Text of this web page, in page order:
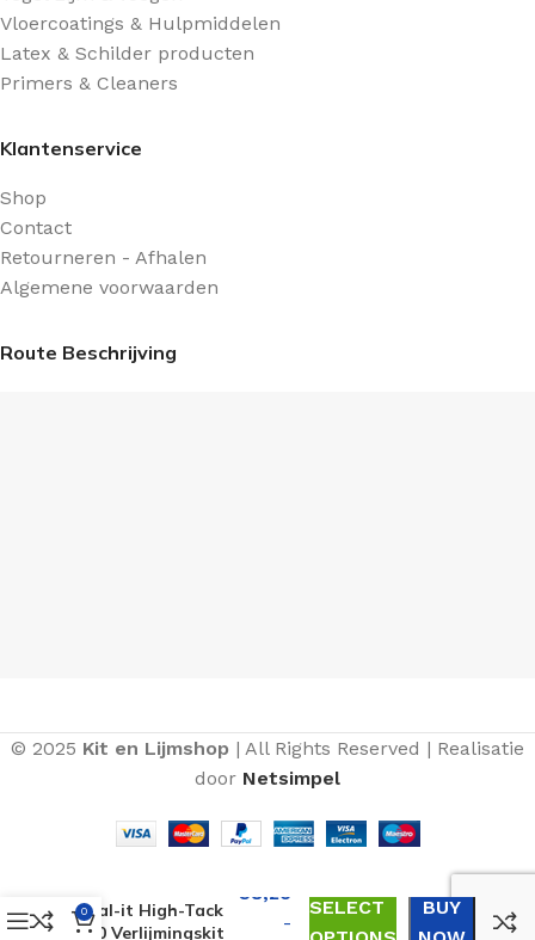
Vloercoatings & Hulpmiddelen
Latex & Schilder producten
Primers & Cleaners
Klantenservice
Shop
Contact
Retourneren - Afhalen
Algemene voorwaarden
Route Beschrijving
© 2025 Kit en Lijmshop | All Rights Reserved | Realisatie
door Netsimpel
Seal-it High-Tack
360 Verlijmingskit
€8,25
-
SELECT
BUY
0